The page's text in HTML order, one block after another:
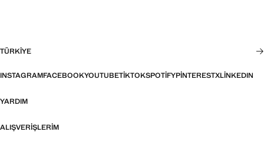
TÜRKIYE
INSTAGRAMFACEBOOKYOUTUBETIKTOKSPOTIFYPINTERESTXLINKEDIN
YARDIM
ALIŞVERIŞLERIM